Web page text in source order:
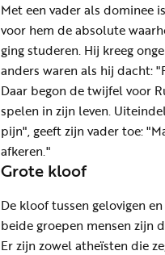
Met een vader als dominee
voor hem de absolute
ging studeren. Hij kreeg
anders waren als hij dacht:
Daar begon de twijfel voor
spelen in zijn leven.
pijn", geeft zijn vader toe:
afkeren."
Grote kloof
De kloof tussen gelovigen
beide groepen mensen zijn
Er zijn zowel atheïsten die